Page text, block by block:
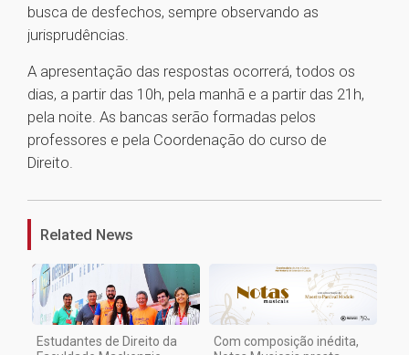
busca de desfechos, sempre observando as
jurisprudências.
A apresentação das respostas ocorrerá, todos os
dias, a partir das 10h, pela manhã e a partir das 21h,
pela noite. As bancas serão formadas pelos
professores e pela Coordenação do curso de
Direito.
Related News
Estudantes de Direito da
Com composição inédita,